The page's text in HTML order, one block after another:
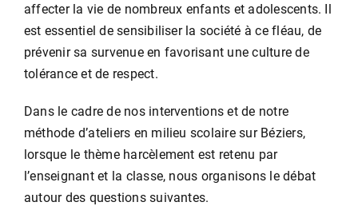
affecter la vie de nombreux enfants et adolescents. Il
est essentiel de sensibiliser la société à ce fléau, de
prévenir sa survenue en favorisant une culture de
tolérance et de respect.
Dans le cadre de nos interventions et de notre
méthode d’ateliers en milieu scolaire sur Béziers,
lorsque le thème harcèlement est retenu par
l’enseignant et la classe, nous organisons le débat
autour des questions suivantes.